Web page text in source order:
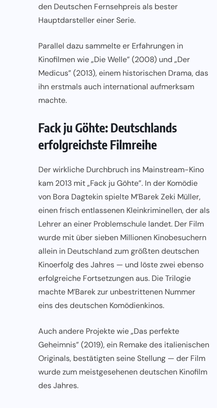
den Deutschen Fernsehpreis als bester
Hauptdarsteller einer Serie.
Parallel dazu sammelte er Erfahrungen in
Kinofilmen wie „Die Welle” (2008) und „Der
Medicus” (2013), einem historischen Drama, das
ihn erstmals auch international aufmerksam
machte.
Fack ju Göhte: Deutschlands
erfolgreichste Filmreihe
Der wirkliche Durchbruch ins Mainstream-Kino
kam 2013 mit „Fack ju Göhte”. In der Komödie
von Bora Dagtekin spielte M’Barek Zeki Müller,
einen frisch entlassenen Kleinkriminellen, der als
Lehrer an einer Problemschule landet. Der Film
wurde mit über sieben Millionen Kinobesuchern
allein in Deutschland zum größten deutschen
Kinoerfolg des Jahres — und löste zwei ebenso
erfolgreiche Fortsetzungen aus. Die Trilogie
machte M’Barek zur unbestrittenen Nummer
eins des deutschen Komödienkinos.
Auch andere Projekte wie „Das perfekte
Geheimnis” (2019), ein Remake des italienischen
Originals, bestätigten seine Stellung — der Film
wurde zum meistgesehenen deutschen Kinofilm
des Jahres.